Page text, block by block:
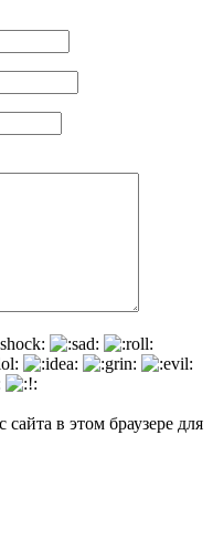
в этом браузере для